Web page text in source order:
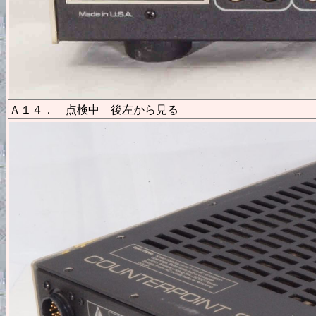
Ａ１４． 点検中 後左から見る